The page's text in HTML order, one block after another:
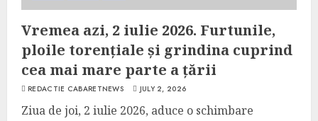
Vremea azi, 2 iulie 2026. Furtunile,
ploile torențiale și grindina cuprind
cea mai mare parte a țării
REDACTIE CABARETNEWS JULY 2, 2026
Ziua de joi, 2 iulie 2026, aduce o schimbare